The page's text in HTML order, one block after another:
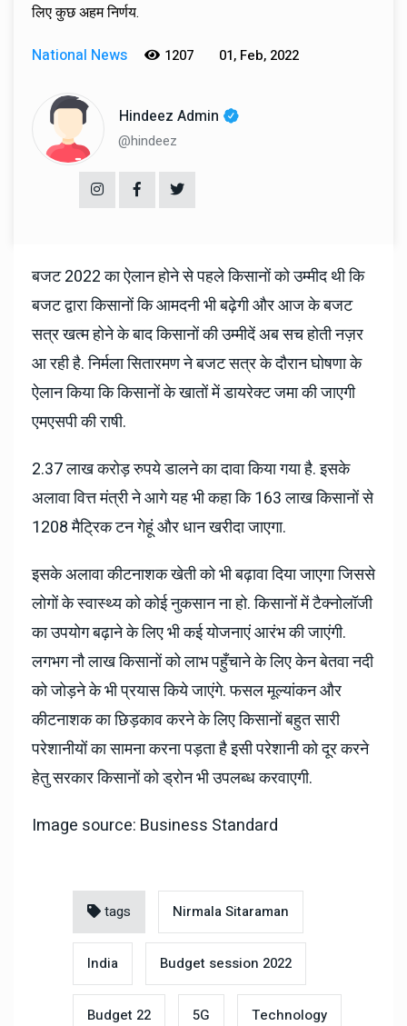
लिए कुछ अहम निर्णय.
National News
1207 01, Feb, 2022
Hindeez Admin
@hindeez
बजट 2022 का ऐलान होने से पहले किसानों को उम्मीद थी कि
बजट द्वारा किसानों कि आमदनी भी बढ़ेगी और आज के बजट
सत्र खत्म होने के बाद किसानों की उम्मीदें अब सच होती नज़र
आ रही है. निर्मला सितारमण ने बजट सत्र के दौरान घोषणा के
ऐलान किया कि किसानों के खातों में डायरेक्ट जमा की जाएगी
एमएसपी की राषी.
2.37 लाख करोड़ रुपये डालने का दावा किया गया है. इसके
अलावा वित्त मंत्री ने आगे यह भी कहा कि 163 लाख किसानों से
1208 मैट्रिक टन गेहूं और धान खरीदा जाएगा.
इसके अलावा कीटनाशक खेती को भी बढ़ावा दिया जाएगा जिससे
लोगों के स्वास्थ्य को कोई नुकसान ना हो. किसानों में टैक्नोलॉजी
का उपयोग बढ़ाने के लिए भी कई योजनाएं आरंभ की जाएंगी.
लगभग नौ लाख किसानों को लाभ पहुँचाने के लिए केन बेतवा नदी
को जोड़ने के भी प्रयास किये जाएंगे. फसल मूल्यांकन और
कीटनाशक का छिड़काव करने के लिए किसानों बहुत सारी
परेशानीयों का सामना करना पड़ता है इसी परेशानी को दूर करने
हेतु सरकार किसानों को ड्रोन भी उपलब्ध करवाएगी.
Image source: Business Standard
tags Nirmala Sitaraman
India Budget session 2022
Budget 22 5G Technology